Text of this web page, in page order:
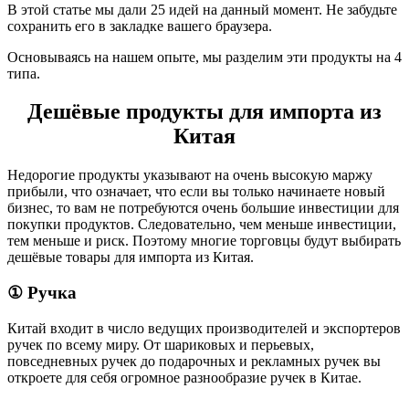
В этой статье мы дали 25 идей на данный момент. Не забудьте
сохранить его в закладке вашего браузера.
Основываясь на нашем опыте, мы разделим эти продукты на 4
типа.
Дешёвые продукты для импорта из
Китая
Недорогие продукты указывают на очень высокую маржу
прибыли, что означает, что если вы только начинаете новый
бизнес, то вам не потребуются очень большие инвестиции для
покупки продуктов. Следовательно, чем меньше инвестиции,
тем меньше и риск. Поэтому многие торговцы будут выбирать
дешёвые товары для импорта из Китая.
① Ручка
Китай входит в число ведущих производителей и экспортеров
ручек по всему миру. От шариковых и перьевых,
повседневных ручек до подарочных и рекламных ручек вы
откроете для себя огромное разнообразие ручек в Китае.